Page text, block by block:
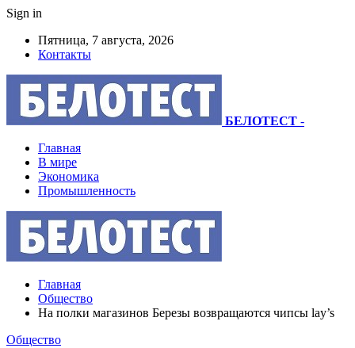
Sign in
Пятница, 7 августа, 2026
Контакты
БЕЛОТЕСТ -
Главная
В мире
Экономика
Промышленность
Главная
Общество
На полки магазинов Березы возвращаются чипсы lay’s
Общество